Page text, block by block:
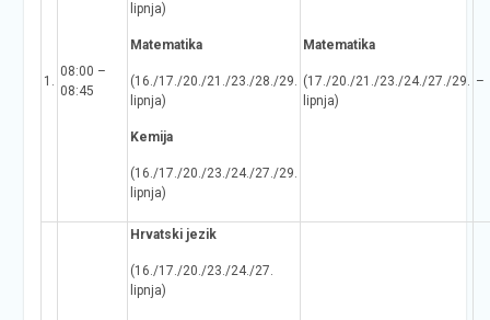
1.
08:00 –
08:45
lipnja)
Matematika
(16./17./20./21./23./28./29.
lipnja)
Kemija
(16./17./20./23./24./27./29.
lipnja)
Matematika
(17./20./21./23./24./27./29.
lipnja)
–
Hrvatski jezik
(16./17./20./23./24./27.
lipnja)